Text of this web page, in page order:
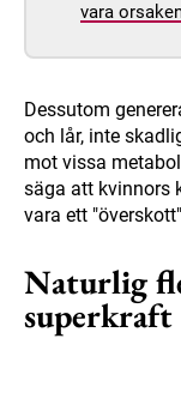
vara
Dessutom
och lår, inte
mot vissa
säga att kvinnors
vara ett
Naturlig
superkraft